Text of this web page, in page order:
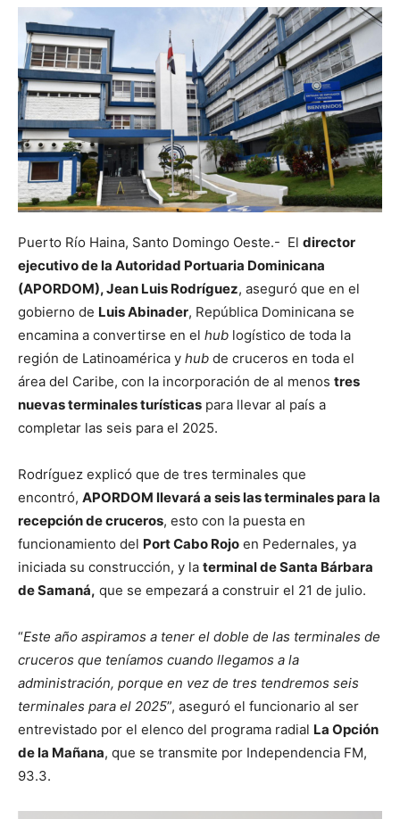
Puerto Río Haina, Santo Domingo Oeste.- El director
ejecutivo de la Autoridad Portuaria Dominicana
(APORDOM), Jean Luis Rodríguez, aseguró que en el
gobierno de Luis Abinader, República Dominicana se
encamina a convertirse en el hub logístico de toda la
región de Latinoamérica y hub de cruceros en toda el
área del Caribe, con la incorporación de al menos tres
nuevas terminales turísticas para llevar al país a
completar las seis para el 2025.
Rodríguez explicó que de tres terminales que
encontró, APORDOM llevará a seis las terminales para la
recepción de cruceros, esto con la puesta en
funcionamiento del Port Cabo Rojo en Pedernales, ya
iniciada su construcción, y la terminal de Santa Bárbara
de Samaná, que se empezará a construir el 21 de julio.
“Este año aspiramos a tener el doble de las terminales de
cruceros que teníamos cuando llegamos a la
administración, porque en vez de tres tendremos seis
terminales para el 2025”, aseguró el funcionario al ser
entrevistado por el elenco del programa radial La Opción
de la Mañana, que se transmite por Independencia FM,
93.3.